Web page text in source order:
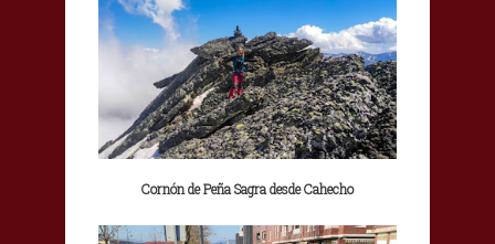
Cornón de Peña Sagra desde Cahecho